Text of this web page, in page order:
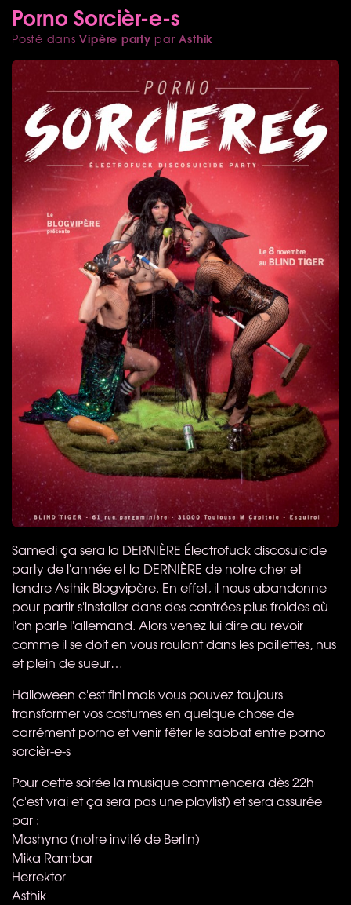
Porno Sorcièr-e-s
Posté dansVipère party parAsthik
Samedi ça sera la DERNIÈRE Électrofuck discosuicide
party de l'année et la DERNIÈRE de notre cher et
tendre Asthik Blogvipère. En effet, il nous abandonne
pour partir s'installer dans des contrées plus froides où
l'on parle l'allemand. Alors venez lui dire au revoir
comme il se doit en vous roulant dans les paillettes, nus
et plein de sueur…
Halloween c'est fini mais vous pouvez toujours
transformer vos costumes en quelque chose de
carrément porno et venir fêter le sabbat entre porno
sorcièr-e-s
Pour cette soirée la musique commencera dès 22h
(c'est vrai et ça sera pas une playlist) et sera assurée
par :
Mashyno (notre invité de Berlin)
Mika Rambar
Herrektor
Asthik